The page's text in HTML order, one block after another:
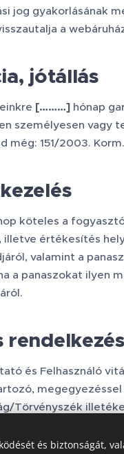
jog gyakorlásának
a
jótállás
[………] hónap
személyesen vagy
még: 151/2003.
köteles a
illetve értékesítés
valamint a
a panaszokat ilyen
és Felhasználó
Törvényszék
és biztonságát,